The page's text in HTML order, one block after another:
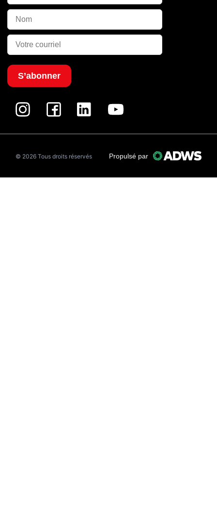
S’abonner
© 2026 Tous droits réservés Propulsé par